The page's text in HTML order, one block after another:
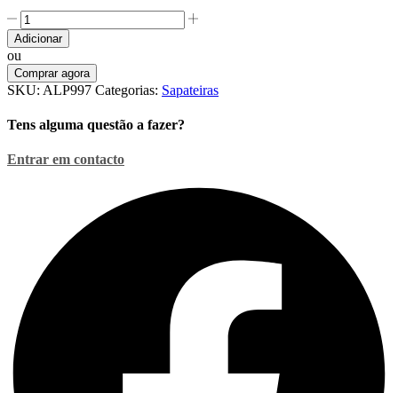
Quantidade
de
Sapateira
P/
Organizar
Sapatos
2
ALPINA
Adicionar
ou
Comprar agora
SKU: ALP997 Categorias: Sapateiras
Tens alguma questão a fazer?
Entrar em contacto